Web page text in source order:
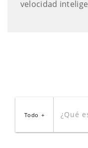
velocidad
Todo